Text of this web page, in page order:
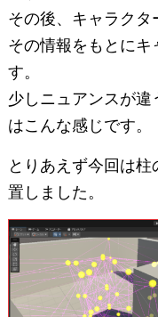
その後、キャラクタ
その情報をもとにキ
す。
少しニュアンスが
はこんな感じです。
とりあえず今回は
置しました。